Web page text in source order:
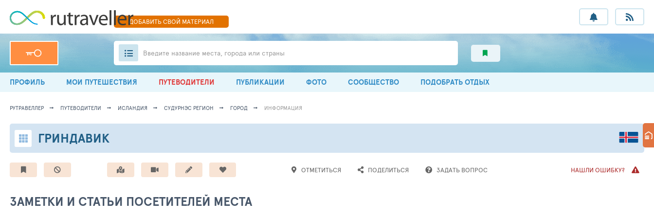
ДОБАВИТЬСВОЙ МАТЕРИАЛ
Введите название места, города или страны
ПРОФИЛЬ МОИ ПУТЕШЕСТВИЯ ПУТЕВОДИТЕЛИ ПУБЛИКАЦИИ ФОТО СООБЩЕСТВО ПОДОБРАТЬ ОТДЫХ
РУТРАВЕЛЛЕР ПУТЕВОДИТЕЛИ ИСЛАНДИЯ СУДУРНЭС РЕГИОН ГОРОД ИНФОРМАЦИЯ
ГРИНДАВИК
ОТМЕТИТЬСЯ ПОДЕЛИТЬСЯ ЗАДАТЬ ВОПРОС НАШЛИ ОШИБКУ?
ЗАМЕТКИ И СТАТЬИ ПОСЕТИТЕЛЕЙ МЕСТА